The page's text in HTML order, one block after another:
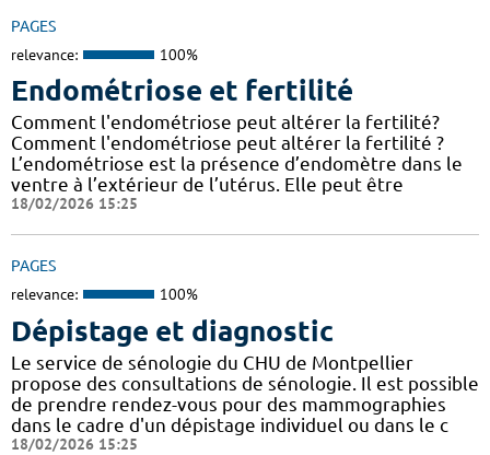
PAGES
relevance: 100%
Endométriose et fertilité
Comment l'endométriose peut altérer la fertilité?
Comment l'endométriose peut altérer la fertilité ?
L’endométriose est la présence d’endomètre dans le
ventre à l’extérieur de l’utérus. Elle peut être
18/02/2026 15:25
PAGES
relevance: 100%
Dépistage et diagnostic
Le service de sénologie du CHU de Montpellier
propose des consultations de sénologie. Il est possible
de prendre rendez-vous pour des mammographies
dans le cadre d'un dépistage individuel ou dans le c
18/02/2026 15:25